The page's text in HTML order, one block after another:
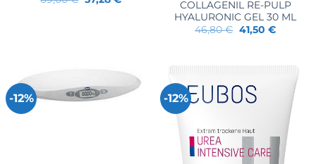
prezzo
COLLAGENIL RE-PULP
HYALURONIC GEL 30 ML
46,80€ Il
prezzo
46,80 €.
41,50 €Il
41,50 €.
-12% -12%